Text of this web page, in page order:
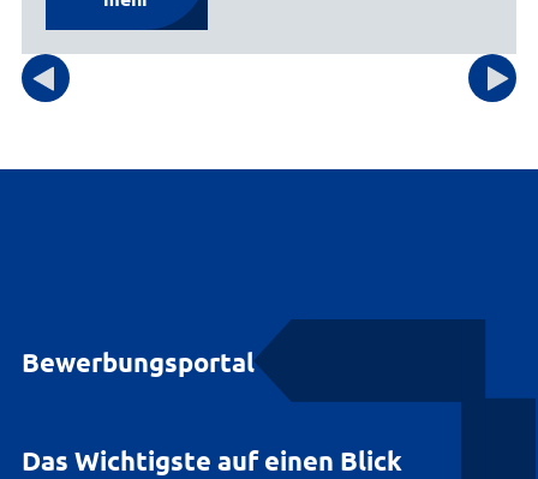
Bewerbungsportal
Das Wichtigste auf einen Blick